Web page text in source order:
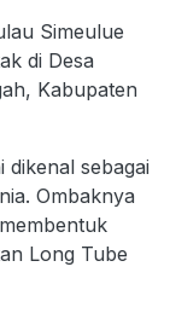
Simeulue
di Desa
Kabupaten
sebagai
Ombaknya
Long Tube